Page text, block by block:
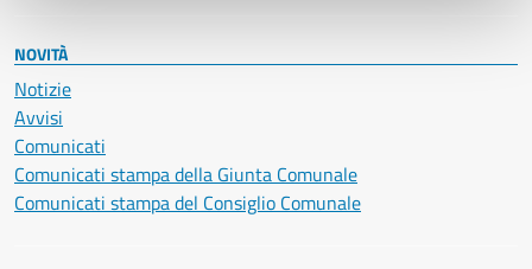
NOVITÀ
Notizie
Avvisi
Comunicati
Comunicati stampa della Giunta Comunale
Comunicati stampa del Consiglio Comunale